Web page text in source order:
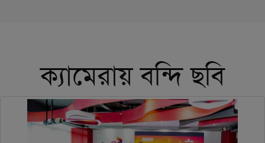
ক্যামেরায় বন্দি ছবি